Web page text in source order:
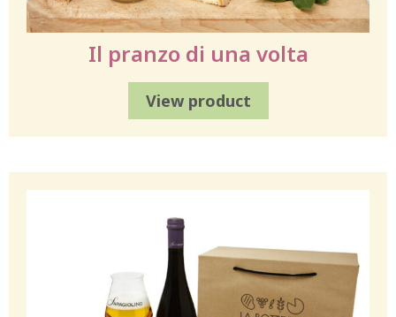
Il pranzo di una volta
View product